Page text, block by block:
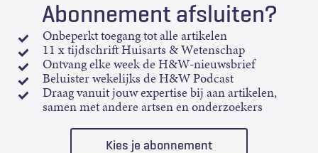
Abonnement afsluiten?
Onbeperkt toegang tot alle artikelen
11 x tijdschrift Huisarts & Wetenschap
Ontvang elke week de H&W-nieuwsbrief
Beluister wekelijks de H&W Podcast
Draag vanuit jouw expertise bij aan artikelen,
samen met andere artsen en onderzoekers
Kies je abonnement